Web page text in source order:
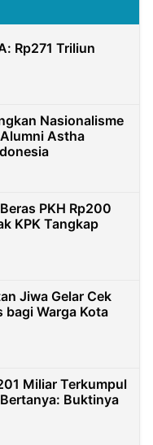
Rp271 Triliun
Nasionalisme
Astha
PKH Rp200
KPK Tangkap
Jiwa Gelar Cek
bagi Warga Kota
Miliar Terkumpul
Buktinya